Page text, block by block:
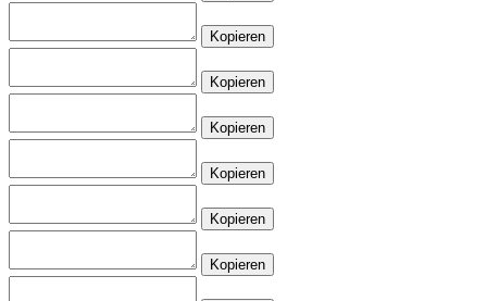
Kopieren
Kopieren
Kopieren
Kopieren
Kopieren
Kopieren